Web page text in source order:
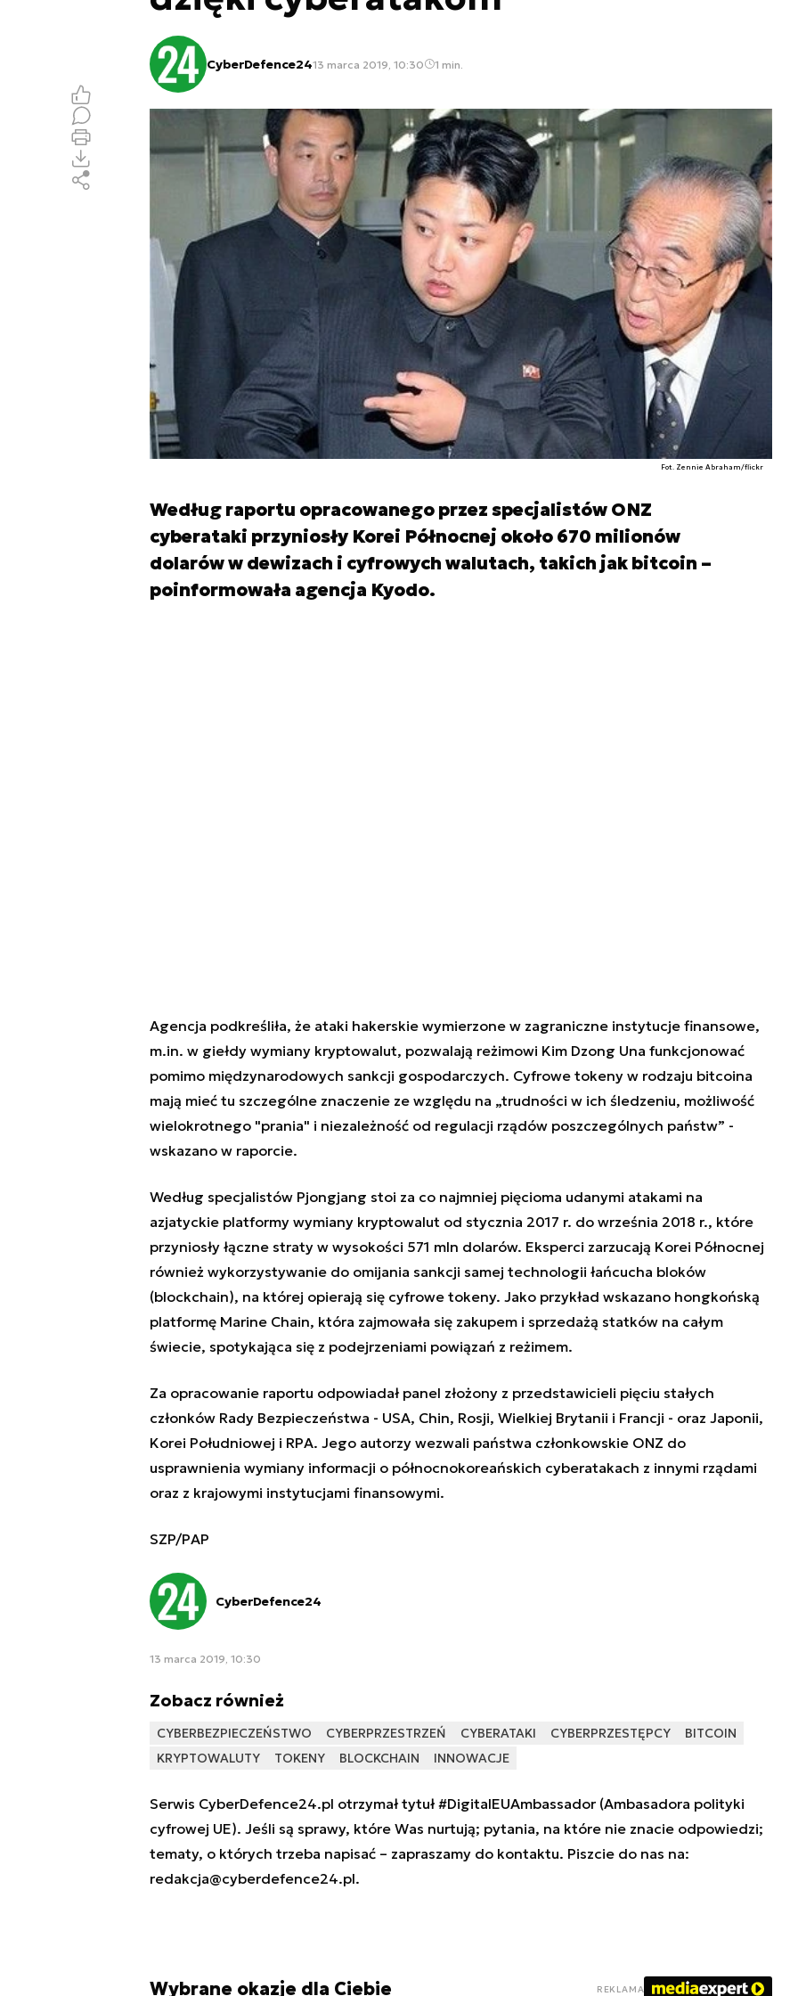
CyberDefence2413 marca 2019, 10:30 1 min.
Fot. Zennie Abraham/flickr
Według raportu opracowanego przez specjalistów ONZ
cyberataki przyniosły Korei Północnej około 670 milionów
dolarów w dewizach i cyfrowych walutach, takich jak bitcoin –
poinformowała agencja Kyodo.
Agencja podkreśliła, że ataki hakerskie wymierzone w zagraniczne instytucje finansowe,
m.in. w giełdy wymiany kryptowalut, pozwalają reżimowi Kim Dzong Una funkcjonować
pomimo międzynarodowych sankcji gospodarczych. Cyfrowe tokeny w rodzaju bitcoina
mają mieć tu szczególne znaczenie ze względu na „trudności w ich śledzeniu, możliwość
wielokrotnego "prania" i niezależność od regulacji rządów poszczególnych państw” -
wskazano w raporcie.
Według specjalistów Pjongjang stoi za co najmniej pięcioma udanymi atakami na
azjatyckie platformy wymiany kryptowalut od stycznia 2017 r. do września 2018 r., które
przyniosły łączne straty w wysokości 571 mln dolarów. Eksperci zarzucają Korei Północnej
również wykorzystywanie do omijania sankcji samej technologii łańcucha bloków
(blockchain), na której opierają się cyfrowe tokeny. Jako przykład wskazano hongkońską
platformę Marine Chain, która zajmowała się zakupem i sprzedażą statków na całym
świecie, spotykająca się z podejrzeniami powiązań z reżimem.
Za opracowanie raportu odpowiadał panel złożony z przedstawicieli pięciu stałych
członków Rady Bezpieczeństwa - USA, Chin, Rosji, Wielkiej Brytanii i Francji - oraz Japonii,
Korei Południowej i RPA. Jego autorzy wezwali państwa członkowskie ONZ do
usprawnienia wymiany informacji o północnokoreańskich cyberatakach z innymi rządami
oraz z krajowymi instytucjami finansowymi.
SZP/PAP
CyberDefence24
13 marca 2019, 10:30
Zobacz również
CYBERBEZPIECZEŃSTWO CYBERPRZESTRZEŃ CYBERATAKI CYBERPRZESTĘPCY
BITCOIN
KRYPTOWALUTY
TOKENY BLOCKCHAIN INNOWACJE
Serwis CyberDefence24.pl otrzymał tytuł #DigitalEUAmbassador (Ambasadora polityki
cyfrowej UE). Jeśli są sprawy, które Was nurtują; pytania, na które nie znacie odpowiedzi;
tematy, o których trzeba napisać – zapraszamy do kontaktu. Piszcie do nas na:
redakcja@cyberdefence24.pl.
Wybrane okazje dla Ciebie REKLAMA